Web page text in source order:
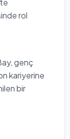
rol
genç
kariyerine
bir